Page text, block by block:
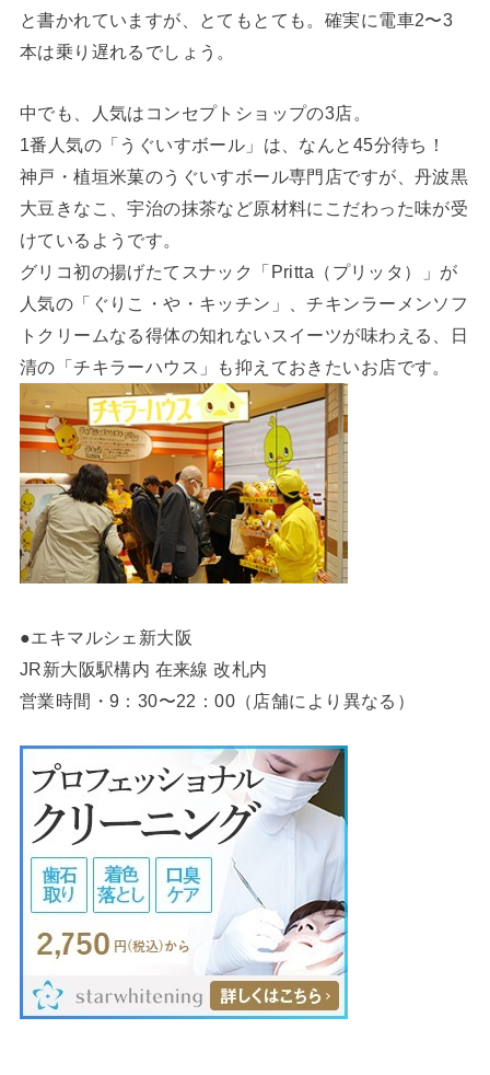
と書かれていますが、とてもとても。確実に電車2〜3
本は乗り遅れるでしょう。
中でも、人気はコンセプトショップの3店。
1番人気の「うぐいすボール」は、なんと45分待ち！
神戸・植垣米菓のうぐいすボール専門店ですが、丹波黒
大豆きなこ、宇治の抹茶など原材料にこだわった味が受
けているようです。
グリコ初の揚げたてスナック「Pritta（プリッタ）」が
人気の「ぐりこ・や・キッチン」、チキンラーメンソフ
トクリームなる得体の知れないスイーツが味わえる、日
清の「チキラーハウス」も抑えておきたいお店です。
●エキマルシェ新大阪
JR新大阪駅構内 在来線 改札内
営業時間・9：30〜22：00（店舗により異なる）